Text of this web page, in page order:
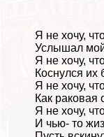
Я не хочу,
Услышал
Я не хочу,
Коснулся их
Я не хочу,
Как paковая
Я не хочу,
И чью- то